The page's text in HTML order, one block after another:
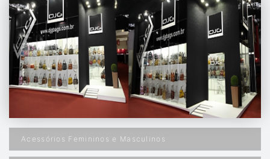
Acessórios Femininos e Masculinos